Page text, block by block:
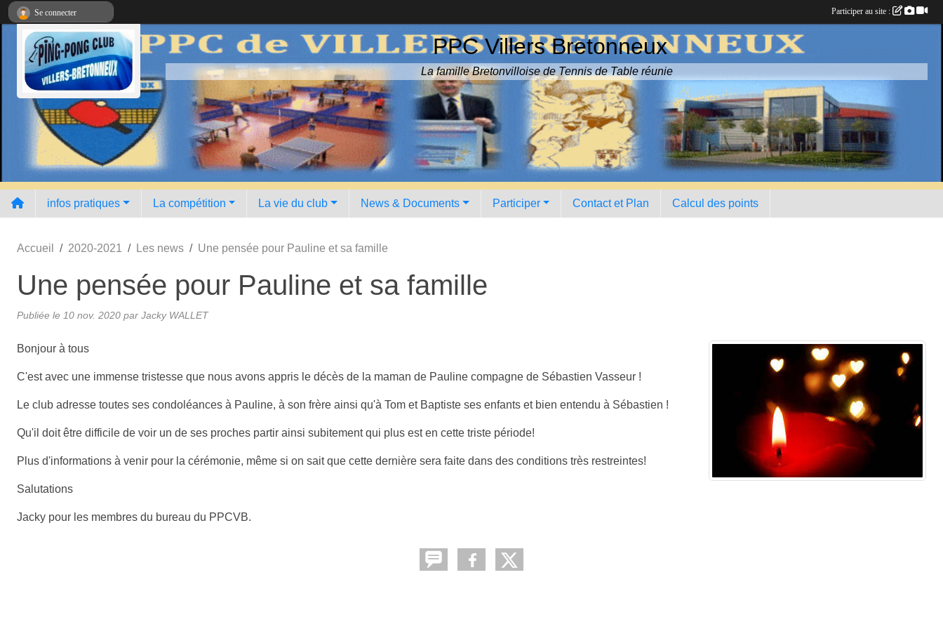
PPC Villers Bretonneux
La famille Bretonvilloise de Tennis de Table réunie
infos pratiques La compétition La vie du club News & Documents Participer Contact et Plan Calcul des points
Accueil 2020-2021 Les news Une pensée pour Pauline et sa famille
Une pensée pour Pauline et sa famille
Publiée le 10 nov. 2020 par Jacky WALLET
Bonjour à tous
C'est avec une immense tristesse que nous avons appris le décès de la maman de Pauline compagne de Sébastien Vasseur !
Le club adresse toutes ses condoléances à Pauline, à son frère ainsi qu'à Tom et Baptiste ses enfants et bien entendu à Sébastien !
Qu'il doit être difficile de voir un de ses proches partir ainsi subitement qui plus est en cette triste période!
Plus d'informations à venir pour la cérémonie, même si on sait que cette dernière sera faite dans des conditions très restreintes!
Salutations
Jacky pour les membres du bureau du PPCVB.
Se connecter Participer au site :
Panneau de gestion des cookies